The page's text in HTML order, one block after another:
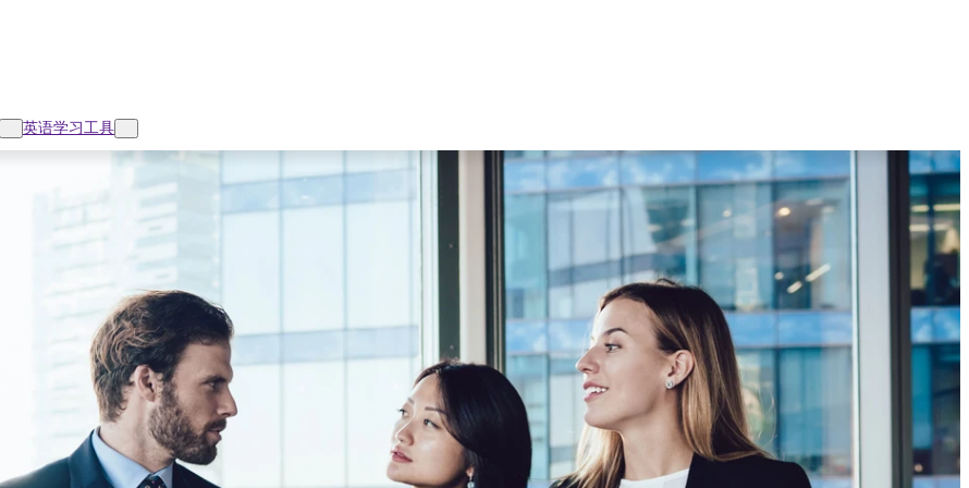
英语学习工具